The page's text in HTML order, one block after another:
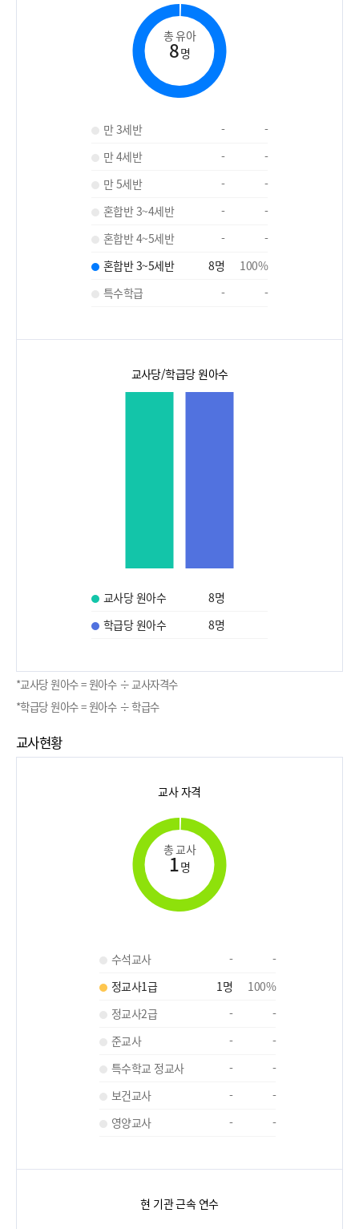
총 유아
8명
만 3세반 -
-
만 4세반
-
-
만 5세반
-
-
혼합반 3~4세반
-
-
혼합반 4~5세반
-
-
혼합반 3~5세반
8명 100%
특수학급
- -
교사당/학급당 원아수
교사당 원아수 8명
학급당 원아수
8명
*교사당 원아수 = 원아수 ÷ 교사자격수
*학급당 원아수 = 원아수 ÷ 학급수
교사현황
교사 자격
총 교사
1명
수석교사 -
-
정교사1급
1명 100%
정교사2급
-
-
준교사
-
-
특수학교 정교사
-
-
보건교사
-
-
영양교사
- -
현 기관 근속 연수